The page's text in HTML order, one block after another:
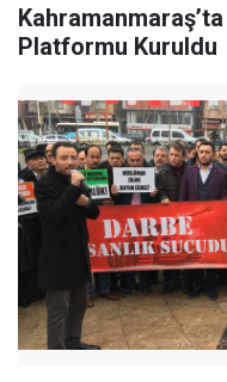
Platformu Kuruldu